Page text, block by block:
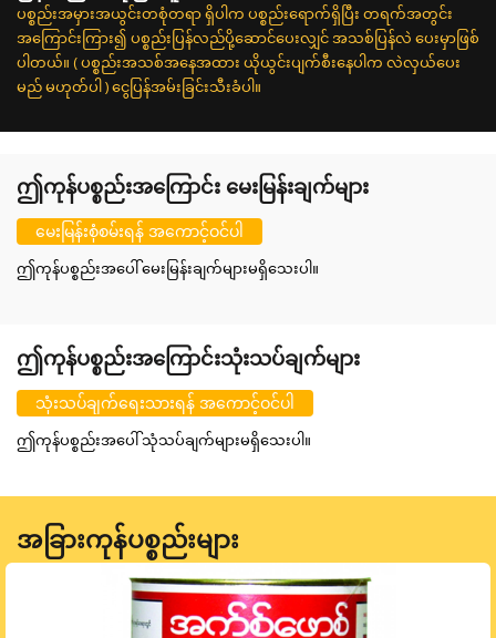
ပစ္စည်းအမှားအယွင်းတစုံတရာ ရှိပါက ပစ္စည်းရောက်ရှိပြီး တရက်အတွင်း
အကြောင်းကြား၍ ပစ္စည်းပြန်လည်ပို့ဆောင်ပေးလျှင် အသစ်ပြန်လဲ ပေးမှာဖြစ်
ပါတယ်။ ( ပစ္စည်းအသစ်အနေအထား ယိုယွင်းပျက်စီးနေပါက လဲလှယ်ပေး
မည် မဟုတ်ပါ ) ငွေပြန်အမ်းခြင်းသီးခံပါ။
ဤကုန်ပစ္စည်းအကြောင်း မေးမြန်းချက်များ
မေးမြန်းစုံစမ်းရန် အကောင့်ဝင်ပါ
ဤကုန်ပစ္စည်းအပေါ် မေးမြန်းချက်များမရှိသေးပါ။
ဤကုန်ပစ္စည်းအကြောင်းသုံးသပ်ချက်များ
သုံးသပ်ချက်ရေးသားရန် အကောင့်ဝင်ပါ
ဤကုန်ပစ္စည်းအပေါ် သုံသပ်ချက်များမရှိသေးပါ။
အခြားကုန်ပစ္စည်းများ